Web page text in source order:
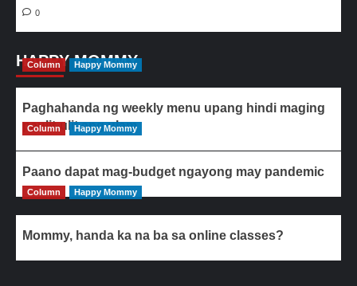
0
HAPPY MOMMY
Column Happy Mommy
Paghahanda ng weekly menu upang hindi maging
paulit-ulit ang ulam
Column Happy Mommy
Paano dapat mag-budget ngayong may pandemic
Column Happy Mommy
Mommy, handa ka na ba sa online classes?